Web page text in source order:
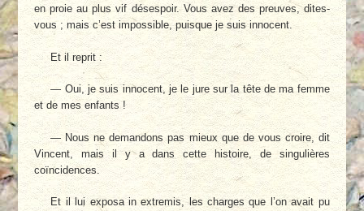
en proie au plus vif désespoir. Vous avez des preuves, dites-
vous ; mais c’est impossible, puisque je suis innocent.
Et il reprit :
— Oui, je suis innocent, je le jure sur la tête de ma femme
et de mes enfants !
— Nous ne demandons pas mieux que de vous croire, dit
Vincent, mais il y a dans cette histoire, de singulières
coïncidences.
Et il lui exposa in extremis, les charges que l’on avait pu